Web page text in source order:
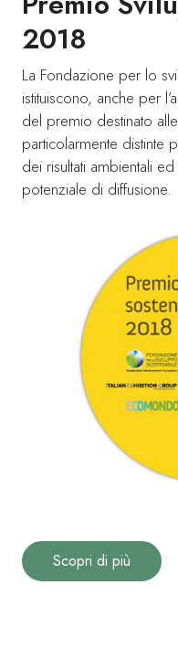
2018
La Fondazione per lo
istituiscono, anche per
del premio destinato
particolarmente distinte
dei risultati ambientali
potenziale di diffusione.
Scopri di più